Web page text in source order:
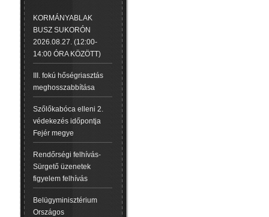
KORMÁNYABLAK
BUSZ SUKORÓN
2026.08.27. (12:00-
14:00 ÓRA KÖZÖTT)
III. fokú hőségriasztás
meghosszabbítása
Szőlőkabóca elleni 2.
védekezés időpontja
Fejér megye
Rendőrségi felhívás-
Sürgető üzenetek
figyelem felhívás
Belügyminisztérium
Országos